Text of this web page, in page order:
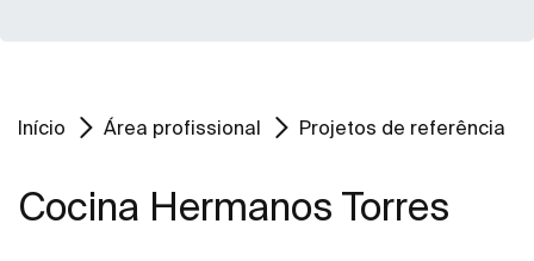
Início Área profissional Projetos de referência
Cocina Hermanos Torres